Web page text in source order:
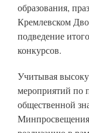
образования,
Кремлевском
подведение
конкурсов.
Учитывая
мероприятий
общественной
Минпросвещения